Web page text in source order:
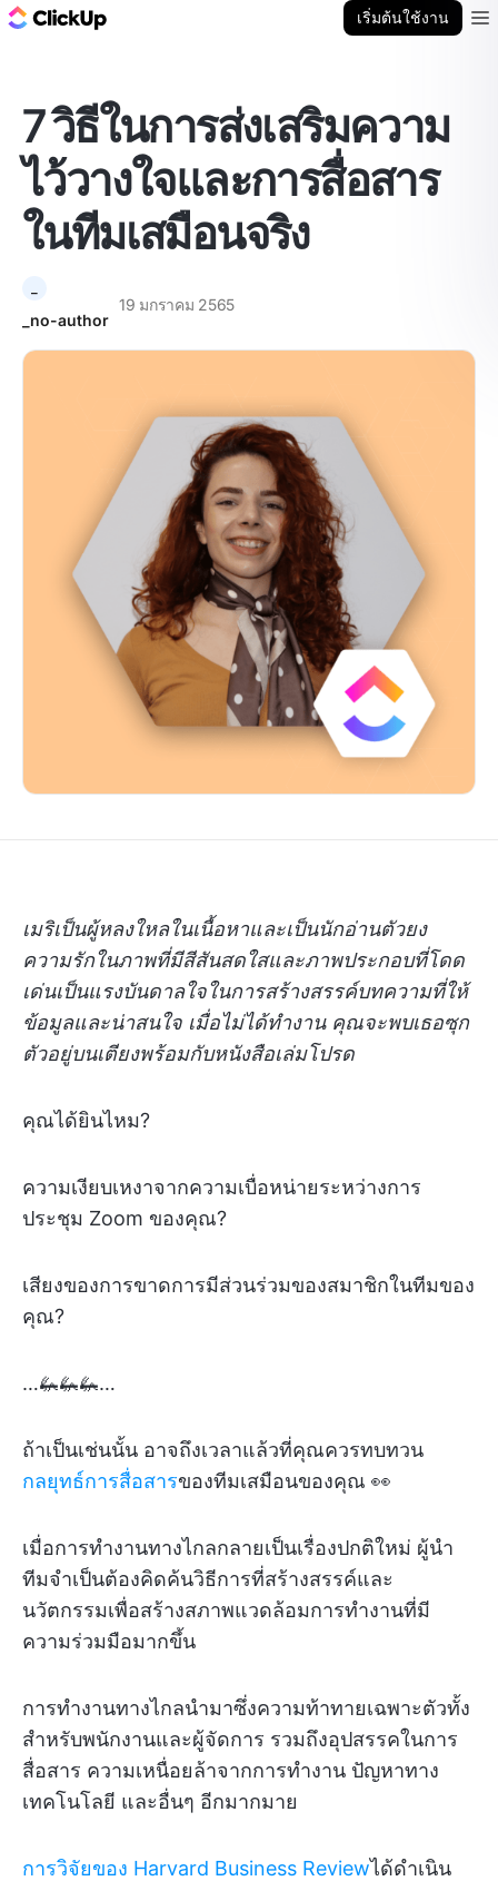
เริ่มต้นใช้งาน
7 วิธีในการส่งเสริมความ
ไว้วางใจและการสื่อสาร
ในทีมเสมือนจริง
_no-author
19 มกราคม 2565
เมริเป็นผู้หลงใหลในเนื้อหาและเป็นนักอ่านตัวยง
ความรักในภาพที่มีสีสันสดใสและภาพประกอบที่โดด
เด่นเป็นแรงบันดาลใจในการสร้างสรรค์บทความที่ให้
ข้อมูลและน่าสนใจ เมื่อไม่ได้ทำงาน คุณจะพบเธอซุก
ตัวอยู่บนเตียงพร้อมกับหนังสือเล่มโปรด
คุณได้ยินไหม?
ความเงียบเหงาจากความเบื่อหน่ายระหว่างการ
ประชุม Zoom ของคุณ?
เสียงของการขาดการมีส่วนร่วมของสมาชิกในทีมของ
คุณ?
…🦗🦗🦗…
ถ้าเป็นเช่นนั้น อาจถึงเวลาแล้วที่คุณควรทบทวน
กลยุทธ์การสื่อสารของทีมเสมือนของคุณ 👀
เมื่อการทำงานทางไกลกลายเป็นเรื่องปกติใหม่ ผู้นำ
ทีมจำเป็นต้องคิดค้นวิธีการที่สร้างสรรค์และ
นวัตกรรมเพื่อสร้างสภาพแวดล้อมการทำงานที่มี
ความร่วมมือมากขึ้น
การทำงานทางไกลนำมาซึ่งความท้าทายเฉพาะตัวทั้ง
สำหรับพนักงานและผู้จัดการ รวมถึงอุปสรรคในการ
สื่อสาร ความเหนื่อยล้าจากการทำงาน ปัญหาทาง
เทคโนโลยี และอื่นๆ อีกมากมาย
การวิจัยของ Harvard Business Reviewได้ดำเนิน